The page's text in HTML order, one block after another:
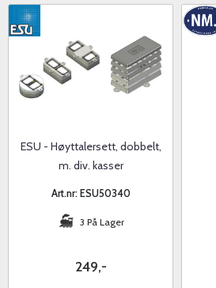
ESU - Høyttalersett, dobbelt,
m. div. kasser
Art.nr: ESU50340
3 På Lager
249,-